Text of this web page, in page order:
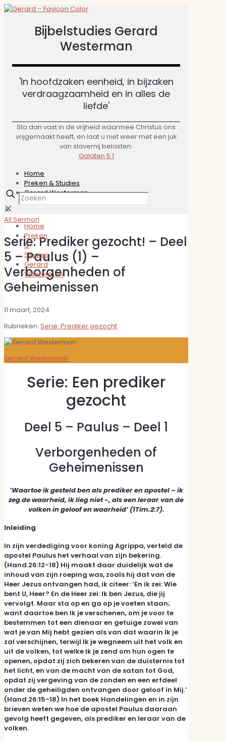
Bijbelstudies Gerard
Westerman
'In hoofdzaken eenheid, in bijzaken
verdraagzaamheid en in alles de
liefde'​
Sta dan vast in de vrijheid waarmee Christus ons
vrijgemaakt heeft, en laat u niet weer met een juk
van slavernij belasten.
Galaten 5:1
Home
Preken & Studies
Gerard Westerman
✕
Home
Preken
&
Studies
Gerard
Westerman
✕
All Sermon
Serie: Prediker gezocht! – Deel
5 – Paulus (1) –
Verborgenheden of
Geheimenissen
11 maart, 2024
Rubrieken: Serie: Prediker gezocht
Gerard Westerman
Serie: Een prediker
gezocht
Deel 5 – Paulus – Deel 1
Verborgenheden of
Geheimenissen
‘Waartoe ik gesteld ben als prediker en apostel – ik
zeg de waarheid, ik lieg niet -, als een leraar van de
volken in geloof en waarheid’ (1Tim.2:7).
Inleiding
In zijn verdediging voor koning Agrippa, verteld de
apostel Paulus het verhaal van zijn bekering.
(Hand.26:12-18) Hij maakt daar duidelijk wat de
inhoud van zijn roeping was, zoals hij dat van de
Heer Jezus ontvangen had, ik citeer: ‘En ik zei: Wie
bent U, Heer? En de Heer zei: Ik ben Jezus, die jij
vervolgt. Maar sta op en ga op je voeten staan;
want daartoe ben Ik je verschenen, om je voor te
bestemmen tot een dienaar en getuige zowel van
wat je van Mij hebt gezien als van dat waarin Ik je
zal verschijnen, terwijl Ik je wegneem uit het volk en
uit de volken, tot welke Ik je zend om hun ogen te
openen, opdat zij zich bekeren van de duisternis tot
het licht, en van de macht van de satan tot God,
opdat zij vergeving van de zonden en een erfdeel
onder de geheiligden ontvangen door geloof in Mij.’
(Hand.26:15-18) In het boek Handelingen en in zijn
brieven weten we hoe de apostel Paulus daaraan
gevolg heeft gegeven, als prediker en leraar van de
volken.